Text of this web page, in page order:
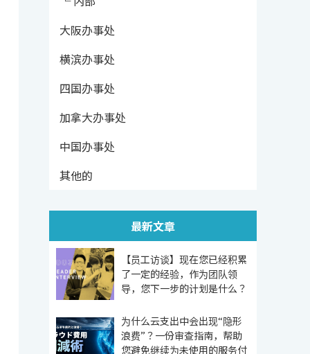
大阪办事处
横滨办事处
四国办事处
加拿大办事处
中国办事处
其他的
最新文章
【员工访谈】现在您已经积累
了一定的经验，作为团队领
导，您下一步的计划是什么？
为什么云支出中会出现“隐形
浪费”？一份审查指南，帮助
您避免继续为未使用的服务付